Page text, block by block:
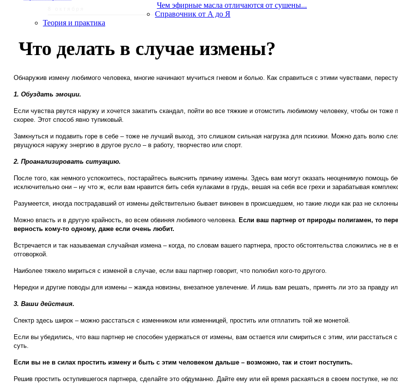
Чем эфирные масла отличаются от сушены...
Справочник от А до Я
Теория и практика
Что делать в случае измены?
Обнаружив измену любимого человека, многие начинают мучиться гневом и болью. Как справиться с этими чувствами,
1. Обуздать эмоции.
Если чувства рвутся наружу и хочется закатить скандал, пойти во все тяжкие и отомстить любимому человеку, чтобы он
скорее. Этот способ явно тупиковый.
Замкнуться и подавить горе в себе – тоже не лучший выход, это слишком сильная нагрузка для психики. Можно дать волю
рвущуюся наружу энергию в другое русло – в работу, творчество или спорт.
2. Проанализировать ситуацию.
После того, как немного успокоитесь, постарайтесь выяснить причину измены. Здесь вам могут оказать неоценимую помощь
исключительно они – ну что ж, если вам нравится бить себя кулаками в грудь, вешая на себя все грехи и зарабатывая
Разумеется, иногда пострадавший от измены действительно бывает виновен в происшедшем, но такие люди как раз не
Можно впасть и в другую крайность, во всем обвиняя любимого человека.
Если ваш партнер от природы полигамен, то
верность кому-то одному, даже если очень любит.
Встречается и так называемая случайная измена – когда, по словам вашего партнера, просто обстоятельства сложились не
отговоркой.
Наиболее тяжело мириться с изменой в случае, если ваш партнер говорит, что полюбил кого-то другого.
Нередки и другие поводы для измены – жажда новизны, внезапное увлечение. И лишь вам решать, принять ли это за правду
3. Ваши действия.
Спектр здесь широк – можно расстаться с изменником или изменницей, простить или отплатить той же монетой.
Если вы убедились, что ваш партнер не способен удержаться от измены, вам остается или смириться с этим, или
суть.
Если вы не в силах простить измену и быть с этим человеком дальше – возможно, так и стоит поступить.
Решив простить оступившегося партнера, сделайте это обдуманно. Дайте ему или ей время раскаяться в своем поступке,